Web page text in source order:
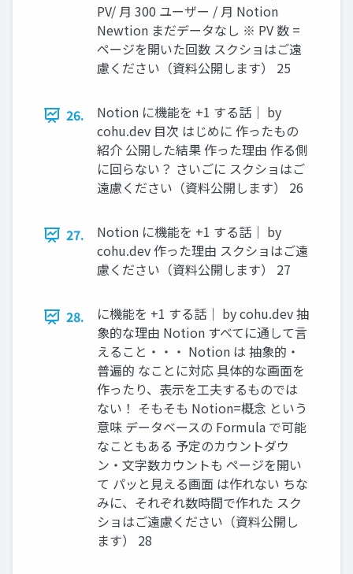
PV/ 月 300 ユーザー / 月 Notion
Newtion まだデータなし ※ PV 数 =
ページを開いた回数 スクショはご遠
慮ください（資料公開します） 25
26.
Notion に機能を +1 する話｜ by
cohu.dev 目次 はじめに 作ったもの
紹介 公開した結果 作った理由 作る側
に回らない？ さいごに スクショはご
遠慮ください（資料公開します） 26
27.
Notion に機能を +1 する話｜ by
cohu.dev 作った理由 スクショはご遠
慮ください（資料公開します） 27
28.
に機能を +1 する話｜ by cohu.dev 抽
象的な理由 Notion すべてに通して言
えること・・・ Notion は 抽象的・
普遍的 なことに対応 具体的な画面を
作ったり、表示を工夫するものでは
ない！ そもそも Notion=概念 という
意味 データベースの Formula で可能
なこともある 予定のカウントダウ
ン・文字数カウントも ページを開い
て パッと見える画面 は作れない ちな
みに、それぞれ数時間で作れた スク
ショはご遠慮ください（資料公開し
ます） 28